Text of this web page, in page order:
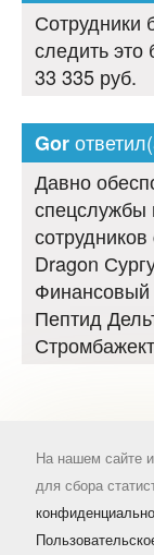
Сотрудники
следить
33 335 руб.
Gor
Давно
спецслужбы
Dragon
Финансовый
Пептид
На нашем сайте
для сбора